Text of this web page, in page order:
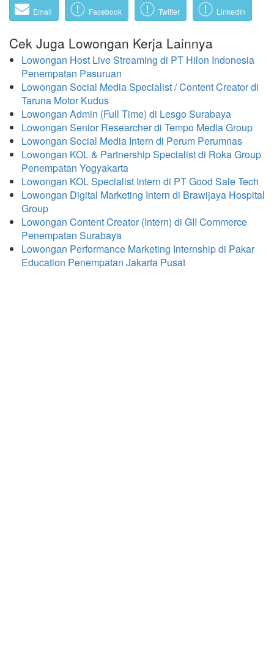
Email Facebook Twitter LinkedIn
Cek Juga Lowongan Kerja Lainnya
Lowongan Host Live Streaming di PT Hilon Indonesia
Penempatan Pasuruan
Lowongan Social Media Specialist / Content Creator di
Taruna Motor Kudus
Lowongan Admin (Full Time) di Lesgo Surabaya
Lowongan Senior Researcher di Tempo Media Group
Lowongan Social Media Intern di Perum Perumnas
Lowongan KOL & Partnership Specialist di Roka Group
Penempatan Yogyakarta
Lowongan KOL Specialist Intern di PT Good Sale Tech
Lowongan Digital Marketing Intern di Brawijaya Hospital
Group
Lowongan Content Creator (Intern) di GII Commerce
Penempatan Surabaya
Lowongan Performance Marketing Internship di Pakar
Education Penempatan Jakarta Pusat